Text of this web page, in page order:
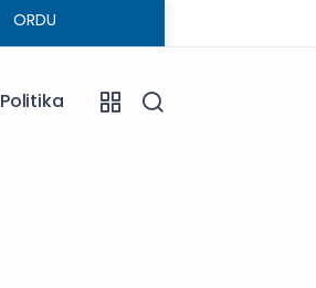
Politika